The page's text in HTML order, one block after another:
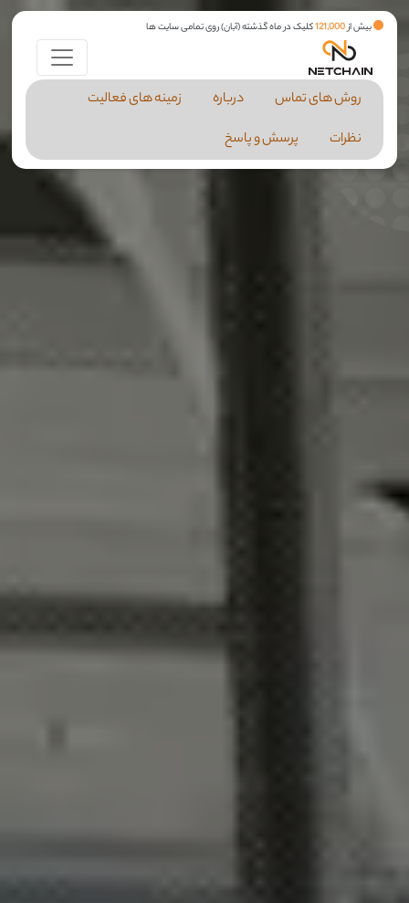
بیش از121,000کلیک در ماه گذشته (آبان) روی تمامی سایت ها
روش های تماس درباره
زمینه های فعالیت
نظرات
پرسش و پاسخ